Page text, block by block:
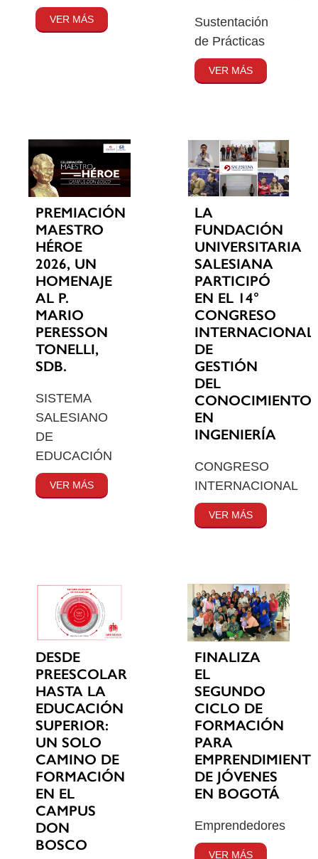
VER MÁS
Sustentación
de Prácticas
VER MÁS
PREMIACIÓN
MAESTRO
HÉROE
2026, UN
HOMENAJE
AL P.
MARIO
PERESSON
TONELLI,
SDB.
SISTEMA
SALESIANO
DE
EDUCACIÓN
VER MÁS
LA
FUNDACIÓN
UNIVERSITARIA
SALESIANA
PARTICIPÓ
EN EL 14°
CONGRESO
INTERNACIONAL
DE
GESTIÓN
DEL
CONOCIMIENTO
EN
INGENIERÍA
CONGRESO
INTERNACIONAL
VER MÁS
DESDE
PREESCOLAR
HASTA LA
EDUCACIÓN
SUPERIOR:
UN SOLO
CAMINO DE
FORMACIÓN
EN EL
CAMPUS
DON
BOSCO
FINALIZA
EL
SEGUNDO
CICLO DE
FORMACIÓN
PARA
DE JÓVENES
EN BOGOTÁ
Emprendedores
VER MÁS